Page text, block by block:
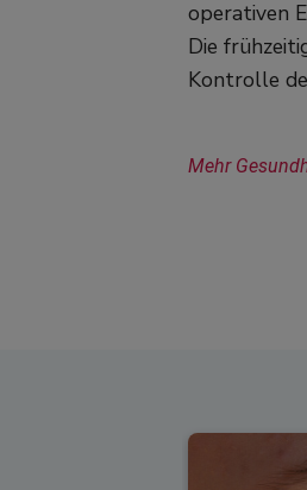
operativen
Die
Kontrolle
Mehr